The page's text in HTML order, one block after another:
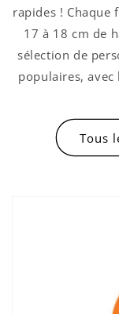
rapides ! Chaque
17 à 18 cm de
sélection de
populaires,
Tous
afficher vos